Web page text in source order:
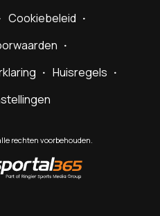
Cookiebeleid
Huisregels
rechten voorbehouden.
by
Sportal365